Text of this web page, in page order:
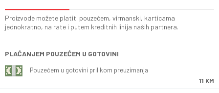
Proizvode možete platiti pouzećem, virmanski, karticama
jednokratno, na rate i putem kreditnih linija naših partnera.
PLAĆANJEM POUZEĆEM U GOTOVINI
Pouzećem u gotovini prilikom preuzimanja
11 KM